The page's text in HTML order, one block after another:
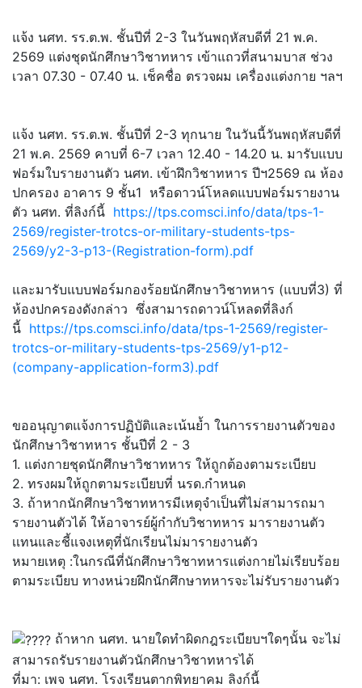
แจ้ง นศท. รร.ต.พ. ชั้นปีที่ 2-3 ในวันพฤหัสบดีที่ 21 พ.ค.
2569 แต่งชุดนักศึกษาวิชาทหาร เข้าแถวที่สนามบาส ช่วง
เวลา 07.30 - 07.40 น. เช็คชื่อ ตรวจผม เครื่องแต่งกาย ฯลฯ
แจ้ง นศท. รร.ต.พ. ชั้นปีที่ 2-3 ทุกนาย ในวันนี้วันพฤหัสบดีที่
21 พ.ค. 2569 คาบที่ 6-7 เวลา 12.40 - 14.20 น. มารับแบบ
ฟอร์มใบรายงานตัว นศท. เข้าฝึกวิชาทหาร ปีฯ2569 ณ ห้อง
ปกครอง อาคาร 9 ชั้น1 หรือดาวน์โหลดแบบฟอร์มรายงาน
ตัว นศท. ที่ลิงก์นี้ https://tps.comsci.info/data/tps-1-
2569/register-trotcs-or-military-students-tps-
2569/y2-3-p13-(Registration-form).pdf
และมารับแบบฟอร์มกองร้อยนักศึกษาวิชาทหาร (แบบที่3) ที่
ห้องปกครองดังกล่าว ซึ่งสามารถดาวน์โหลดที่ลิงก์
นี้ https://tps.comsci.info/data/tps-1-2569/register-
trotcs-or-military-students-tps-2569/y1-p12-
(company-application-form3).pdf
ขออนุญาตแจ้งการปฏิบัติและเน้นย้ำ ในการรายงานตัวของ
นักศึกษาวิชาทหาร ชั้นปีที่ 2 - 3
1. แต่งกายชุดนักศึกษาวิชาทหาร ให้ถูกต้องตามระเบียบ
2. ทรงผมให้ถูกตามระเบียบที่ นรด.กำหนด
3. ถ้าหากนักศึกษาวิชาทหารมีเหตุจำเป็นที่ไม่สามารถมา
รายงานตัวได้ ให้อาจารย์ผู้กำกับวิชาทหาร มารายงานตัว
เเทนและชี้แจงเหตุที่นักเรียนไม่มารายงานตัว
หมายเหตุ :ในกรณีที่นักศึกษาวิชาทหารแต่งกายไม่เรียบร้อย
ตามระเบียบ ทางหน่วยฝึกนักศึกษาทหารจะไม่รับรายงานตัว
ถ้าหาก นศท. นายใดทำผิดกฎระเบียบฯใดๆนั้น จะไม่
สามารถรับรายงานตัวนักศึกษาวิชาทหารได้
ที่มา: เพจ นศท. โรงเรียนตากพิทยาคม ลิงก์นี้